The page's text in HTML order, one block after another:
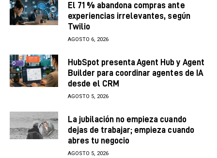
El 71 % abandona compras ante
experiencias irrelevantes, según
Twilio
AGOSTO 6, 2026
HubSpot presenta Agent Hub y Agent
Builder para coordinar agentes de IA
desde el CRM
AGOSTO 5, 2026
La jubilación no empieza cuando
dejas de trabajar; empieza cuando
abres tu negocio
AGOSTO 5, 2026